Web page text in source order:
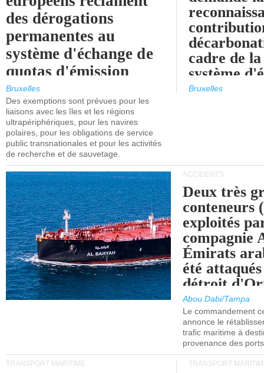
des dérogations
permanentes au
système d'échange de
quotas d'émission
maritimes de l'UE
après 2030.
Bruxelles
Des exemptions sont prévues pour les
liaisons avec les îles et les régions
ultrapériphériques, pour les navires
polaires, pour les obligations de service
public transnationales et pour les activités
de recherche et de sauvetage.
cadre de
système
quotas
Bruxelles
ACCIDENTS
Deux très
conteneurs
exploités
compagnie
Émirats
été
détroit
Abou Dabi/Tampa
Le commandement
annonce le
trafic maritime à
provenance des
TRANSPORT MARITIME TRANSPORT